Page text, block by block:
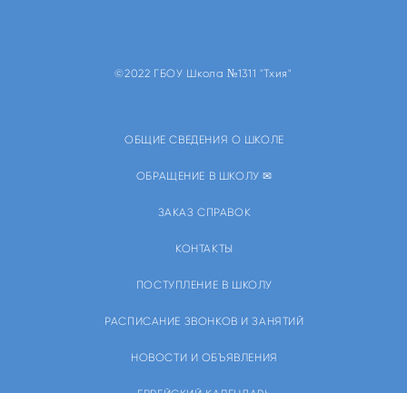
©2022 ГБОУ Школа №1311 "Тхия"
ОБЩИЕ СВЕДЕНИЯ О ШКОЛЕ
ОБРАЩЕНИЕ В ШКОЛУ ✉
ЗАКАЗ СПРАВОК
КОНТАКТЫ
ПОСТУПЛЕНИЕ В ШКОЛУ
РАСПИСАНИЕ ЗВОНКОВ И ЗАНЯТИЙ
НОВОСТИ И ОБЪЯВЛЕНИЯ